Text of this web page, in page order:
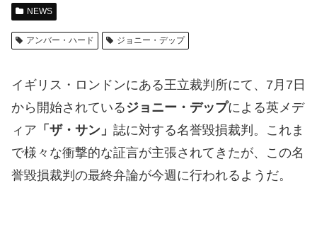
NEWS
アンバー・ハード ジョニー・デップ
イギリス・ロンドンにある王立裁判所にて、7月7日
から開始されている ジョニー・デップによる英メデ
ィア 「ザ・サン」 誌に対する名誉毀損裁判。これま
で様々な衝撃的な証言が主張されてきたが、この名
誉毀損裁判の最終弁論が今週に行われるようだ。